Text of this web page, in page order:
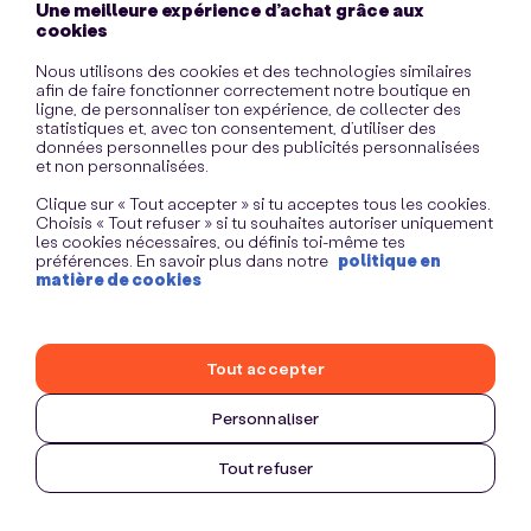
Une meilleure expérience d’achat grâce aux
cookies
Nous utilisons des cookies et des technologies similaires
afin de faire fonctionner correctement notre boutique en
ligne, de personnaliser ton expérience, de collecter des
statistiques et, avec ton consentement, d’utiliser des
données personnelles pour des publicités personnalisées
et non personnalisées.
Clique sur « Tout accepter » si tu acceptes tous les cookies.
Choisis « Tout refuser » si tu souhaites autoriser uniquement
les cookies nécessaires, ou définis toi-même tes
préférences. En savoir plus dans notre politique en
matière de cookies
Personnaliser
Tout refuser
Tout accepter